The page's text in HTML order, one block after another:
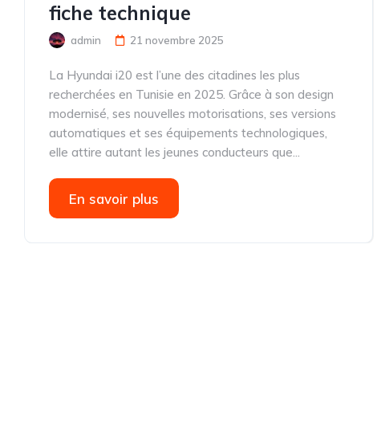
fiche technique
admin 21 novembre 2025
La Hyundai i20 est l’une des citadines les plus
recherchées en Tunisie en 2025. Grâce à son design
modernisé, ses nouvelles motorisations, ses versions
automatiques et ses équipements technologiques,
elle attire autant les jeunes conducteurs que...
En savoir plus